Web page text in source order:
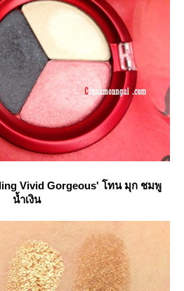
Vivid Gorgeous' โทน มุก ชมพู
น้ำเงิน